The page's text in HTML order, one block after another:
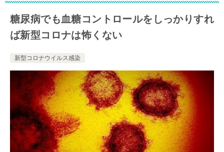
糖尿病でも血糖コントロールをしっかりすれ
ば新型コロナは怖くない
新型コロナウイルス感染